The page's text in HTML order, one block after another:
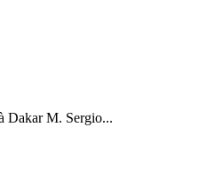
Dakar M. Sergio...